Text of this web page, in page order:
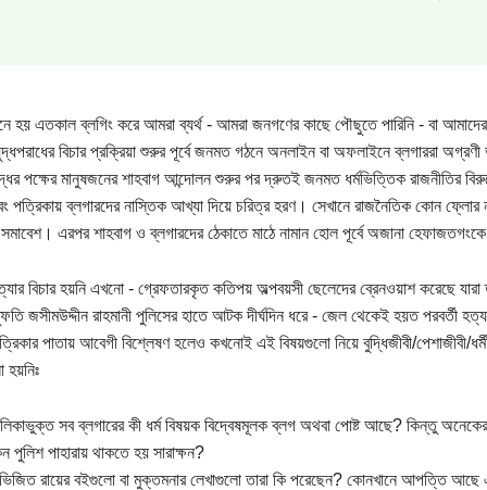
হয় এতকাল ব্লগিং করে আমরা ব্যর্থ - আমরা জনগণের কাছে পৌছুতে পারিনি - বা আমাদের
বিচার প্রক্রিয়া শুরুর পূর্বে জনমত গঠনে অনলাইন বা অফলাইনে ব্লগাররা অগ্রণী
পক্ষের মানুষজনের শাহবাগ আন্দোলন শুরুর পর দ্রুতই জনমত ধর্মভিত্তিক রাজনীতির
পত্রিকায় ব্লগারদের নাস্তিক আখ্যা দিয়ে চরিত্র হরণ। সেখানে রাজনৈতিক কোন ফ্লোর
এরপর শাহবাগ ও ব্লগারদের ঠেকাতে মাঠে নামান হোল পূর্বে অজানা
বিচার হয়নি এখনো - গ্রেফতারকৃত কতিপয় অল্পবয়সী ছেলেদের ব্রেনওয়াশ করেছে যারা
জসীমউদ্দীন রাহমানী পুলিসের হাতে আটক দীর্ঘদিন ধরে - জেল থেকেই হয়ত পরবর্তী
পাতায় আবেগী বিশ্লেষণ হলেও কখনোই এই বিষয়গুলো নিয়ে বুদ্ধিজীবী/পেশাজীবী/
সব ব্লগারের কী ধর্ম বিষয়ক বিদ্বেষমূলক ব্লগ অথবা পোষ্ট আছে? কিন্তু অনেকের
পুলিশ পাহারায় থাকতে হয় সারাক্ষন?
রায়ের বইগুলো বা মুক্তমনার লেখাগুলো তারা কি পরেছেন? কোনখানে আপত্তি আছে